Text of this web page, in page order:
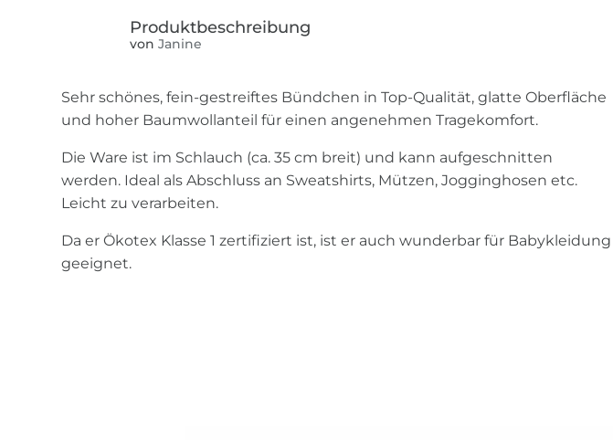
von Janine
Sehr schönes, fein-gestreiftes Bündchen in Top-Qualität, glatte Oberfläche
und hoher Baumwollanteil für einen angenehmen Tragekomfort.
Die Ware ist im Schlauch (ca. 35 cm breit) und kann aufgeschnitten
werden. Ideal als Abschluss an Sweatshirts, Mützen, Jogginghosen etc.
Leicht zu verarbeiten.
Da er Ökotex Klasse 1 zertifiziert ist, ist er auch wunderbar für Babykleidung
geeignet.